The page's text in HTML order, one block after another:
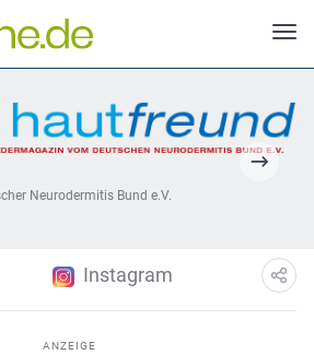
Neurodermitis Bund e.V.
Instagram
ANZEIGE